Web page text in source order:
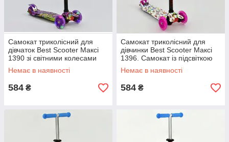
Самокат триколісний для
дівчаток Best Scooter Максі
1390 зі світними колесами
Немає в наявності
584 ₴
Самокат триколісний для
дівчинки Best Scooter Максі
1396. Самокат із підсвіткою
коліс
Немає в наявності
584 ₴